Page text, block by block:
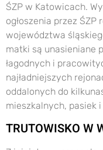
ŚZP w Katowicach.
ogłoszenia przez
województwa
matki są unasieniane
łagodnych i
najładniejszych
oddalonych do
mieszkalnych, pasiek
TRUTOWISKO W